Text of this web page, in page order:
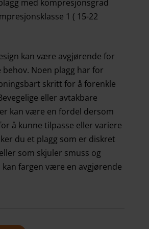
med kompresjonsgrad
1 ( 15-22
kan være avgjørende for
behov. Noen plagg har for
skritt for å forenkle
eller avtakbare
kan være en fordel dersom
å kunne tilpasse eller variere
du et plagg som er diskret
som skjuler smuss og
kan fargen være en avgjørende